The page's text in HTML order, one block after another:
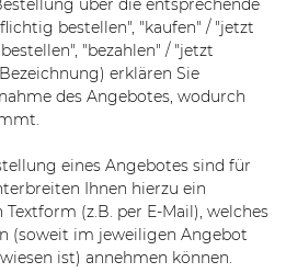
bestellen", "kaufen" / "jetzt
"bezahlen" / "jetzt
erklären Sie
des Angebotes, wodurch
eines Angebotes sind für
Ihnen hierzu ein
(z.B. per E-Mail), welches
(soweit im jeweiligen Angebot
ist) annehmen können.